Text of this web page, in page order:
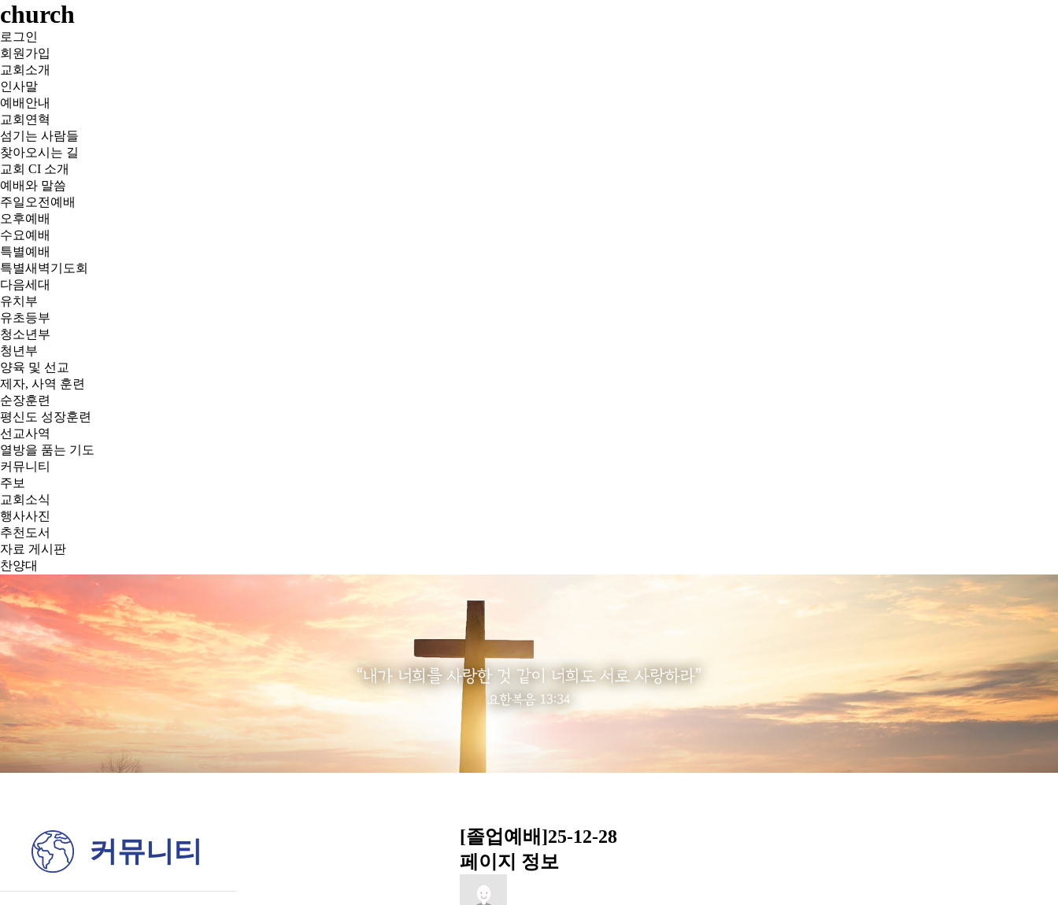
church
로그인
회원가입
교회소개
인사말
예배안내
교회연혁
섬기는 사람들
찾아오시는 길
교회 CI 소개
예배와 말씀
주일오전예배
오후예배
수요예배
특별예배
특별새벽기도회
다음세대
유치부
유초등부
청소년부
청년부
양육 및 선교
제자, 사역 훈련
순장훈련
평신도 성장훈련
선교사역
열방을 품는 기도
커뮤니티
주보
교회소식
행사사진
추천도서
자료 게시판
찬양대
커뮤니티
[졸업예배]25-12-28
페이지 정보